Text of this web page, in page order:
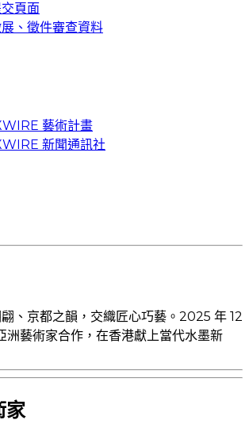
頁面
、徵件審查資料
藝術計畫
新聞通訊社
、京都之韻，交織匠心巧藝。2025 年 12
洲藝術家合作，在香港獻上當代水墨新
家